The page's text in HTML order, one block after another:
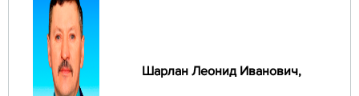
Шарлан Леонид Иванович,